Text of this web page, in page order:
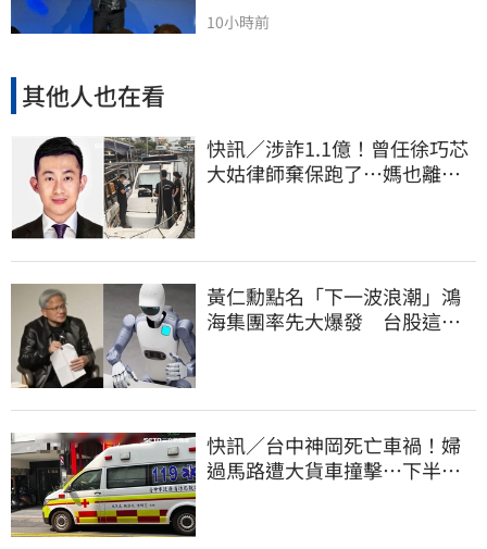
10小時前
其他人也在看
快訊／涉詐1.1億！曾任徐巧芯
大姑律師棄保跑了…媽也離
黃仁勳點名「下一波浪潮」鴻
海集團率先大爆發 台股這族
快訊／台中神岡死亡車禍！婦
過馬路遭大貨車撞擊…下半身